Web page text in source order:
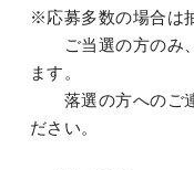
※応募多数の場合は
ご当選の方のみ、
ます。
落選の方へのご連
ださい。